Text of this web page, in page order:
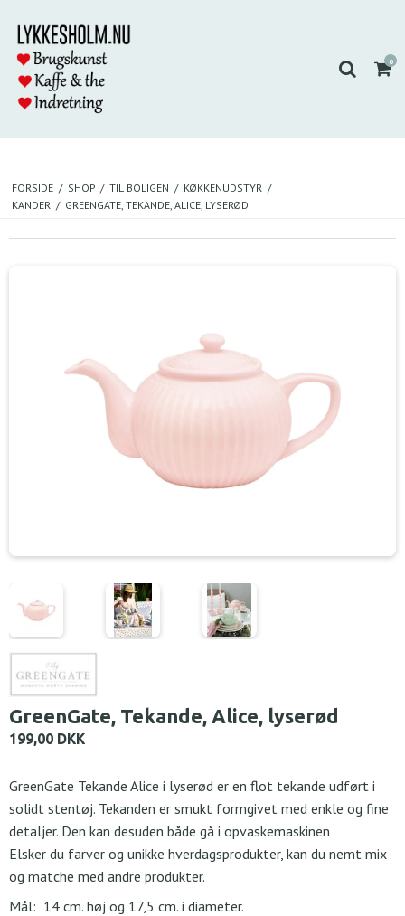
0
FORSIDE / SHOP / TIL BOLIGEN / KØKKENUDSTYR /
KANDER / GREENGATE, TEKANDE, ALICE, LYSERØD
GreenGate, Tekande, Alice, lyserød
199,00 DKK
GreenGate Tekande Alice i lyserød er en flot tekande udført i
solidt stentøj. Tekanden er smukt formgivet med enkle og fine
detaljer. Den kan desuden både gå i opvaskemaskinen
Elsker du farver og unikke hverdagsprodukter, kan du nemt mix
og matche med andre produkter.
Mål: 14 cm. høj og 17,5 cm. i diameter.